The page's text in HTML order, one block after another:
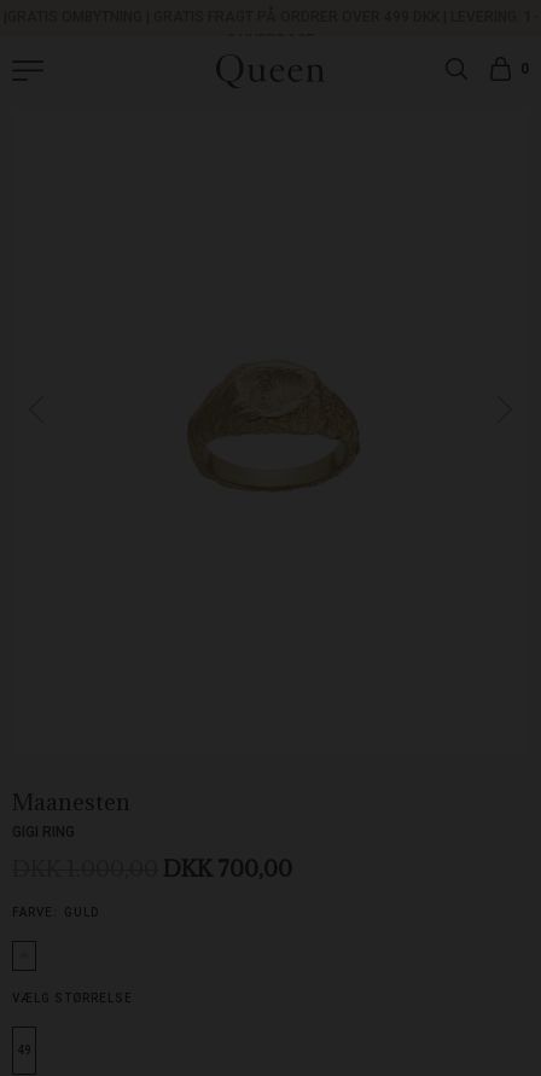
0
Maanesten
GIGI RING
DKK 700,00
FARVE: GULD
VÆLG STØRRELSE
49